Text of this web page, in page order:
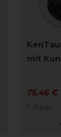
mit
75,46 €
1
Paar